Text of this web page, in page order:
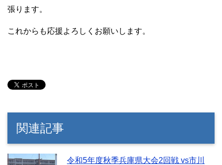
張ります。
これからも応援よろしくお願いします。
関連記事
令和5年度秋季兵庫県大会2回戦 vs市川